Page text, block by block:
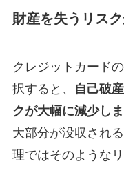
財産を失うリス
クレジットカード
択すると、
自己破
クが大幅に減少し
大部分が没収され
理ではそのような